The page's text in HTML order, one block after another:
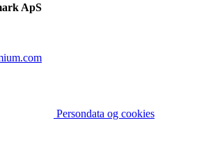
ApS
Persondata og cookies